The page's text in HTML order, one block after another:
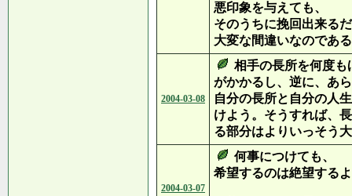
悪印象を与えても、
そのうちに挽回出来る
大変な間違いなのであ
2004-03-08
相手の長所を何度も
がかかるし、逆に、あ
自分の長所と自分の人
けよう。そうすれば、
る部分はよりいっそう
2004-03-07
何事につけても、
希望するのは絶望する